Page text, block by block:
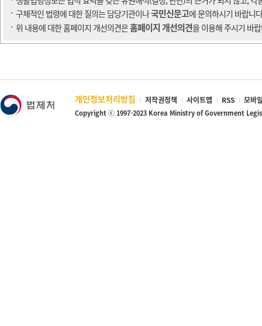
구체적인 법령에 대한 질의는 담당기관이나국민신문고에 문의하시기 바랍니
위 내용에 대한 홈페이지 개선의견은홈페이지 개선의견을 이용해 주시기 바
개인정보처리방침 저작권정책 사이트맵 RSS 모바
Copyright ⓒ 1997-2023 Korea Ministry of Government